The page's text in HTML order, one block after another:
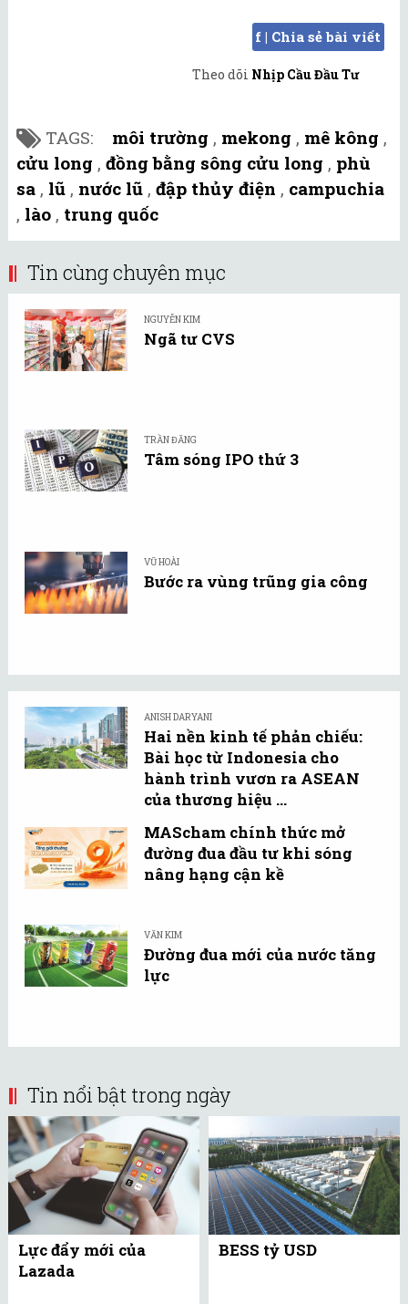
f | Chia sẻ bài viết
Theo dõi Nhịp Cầu Đầu Tư
TAGS: môi trường , mekong , mê kông ,
cửu long , đồng bằng sông cửu long , phù
sa , lũ , nước lũ , đập thủy điện , campuchia
, lào , trung quốc
Tin cùng chuyên mục
NGUYỄN KIM
Ngã tư CVS
TRẦN ĐĂNG
Tâm sóng IPO thứ 3
VŨ HOÀI
Bước ra vùng trũng gia công
ANISH DARYANI
Hai nền kinh tế phản chiếu:
Bài học từ Indonesia cho
hành trình vươn ra ASEAN
của thương hiệu ...
MAScham chính thức mở
đường đua đầu tư khi sóng
nâng hạng cận kề
VĂN KIM
Đường đua mới của nước tăng
lực
Tin nổi bật trong ngày
Lực đẩy mới của
Lazada
BESS tỷ USD